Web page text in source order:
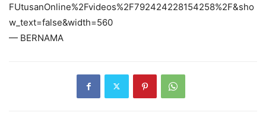
FUtusanOnline%2Fvideos%2F792424228154258%2F&sho
w_text=false&width=560
— BERNAMA